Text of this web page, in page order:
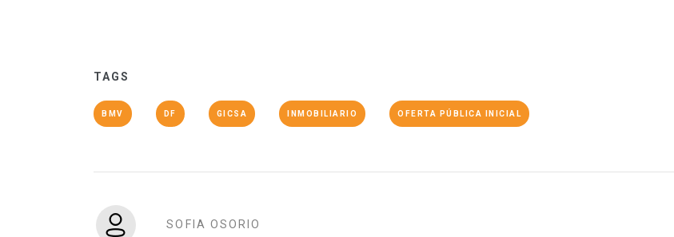
TAGS
BMV DF GICSA INMOBILIARIO OFERTA PÚBLICA INICIAL
SOFIA OSORIO